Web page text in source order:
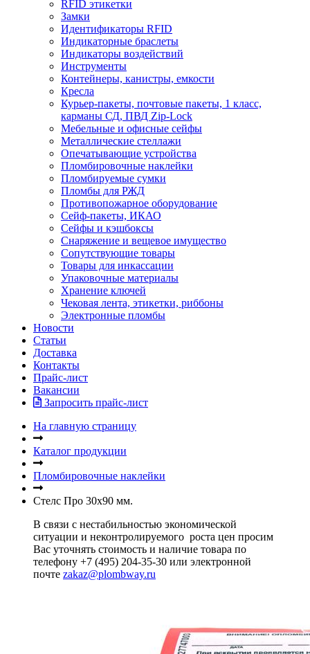
RFID этикетки
Замки
Идентификаторы RFID
Индикаторные браслеты
Индикаторы воздействий
Инструменты
Контейнеры, канистры, емкости
Кресла
Курьер-пакеты, почтовые пакеты, 1 класс,
карманы СД, ПВД Zip-Lock
Мебельные и офисные сейфы
Металлические стеллажи
Опечатывающие устройства
Пломбировочные наклейки
Пломбируемые сумки
Пломбы для РЖД
Противопожарное оборудование
Сейф-пакеты, ИКАО
Сейфы и кэшбоксы
Снаряжение и вещевое имущество
Сопутствующие товары
Товары для инкассации
Упаковочные материалы
Хранение ключей
Чековая лента, этикетки, риббоны
Электронные пломбы
Новости
Статьи
Доставка
Контакты
Прайс-лист
Вакансии
Запросить прайс-лист
На главную страницу
Каталог продукции
Пломбировочные наклейки
Стелс Про 30x90 мм.
В связи с нестабильностью экономической
ситуации и неконтролируемого роста цен просим
Вас уточнять стоимость и наличие товара по
телефону +7 (495) 204-35-30 или электронной
почте zakaz@plombway.ru